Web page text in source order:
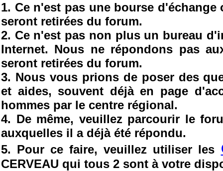
1. Ce n'est pas une bourse
seront retirées du forum.
2. Ce n'est pas non plus un bureau
Internet. Nous ne répondons pas
seront retirées du forum.
3. Nous vous prions de poser des
et aides, souvent déjà en page
hommes par le centre régional.
4. De même, veuillez parcourir le
auxquelles il a déjà été répondu.
5. Pour ce faire, veuillez utiliser les
CERVEAU qui tous 2 sont à votre